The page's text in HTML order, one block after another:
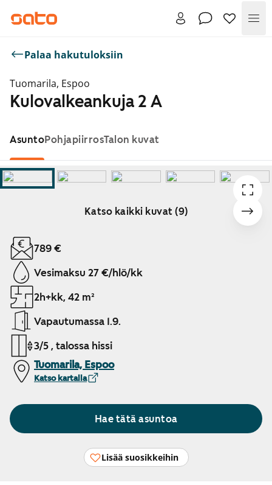
Palaa hakutuloksiin
Tuomarila, Espoo
Kulovalkeankuja 2 A
AsuntoPohjapiirrosTalon kuvat
Katso kaikki kuvat (9)
Näytetään dia 1 / 9
789 €
Vesimaksu 27 €/hlö/kk
2h+kk, 42 m²
Vapautumassa 1.9.
3/5 , talossa hissi
Tuomarila, Espoo
Katso kartalla
Hae tätä asuntoa
Lisää suosikkeihin